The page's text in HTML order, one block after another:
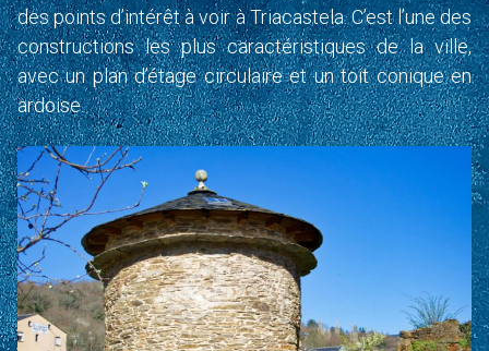
des points d’intérêt à voir à Triacastela. C’est l’une des
constructions les plus caractéristiques de la ville,
avec un plan d’étage circulaire et un toit conique en
ardoise.